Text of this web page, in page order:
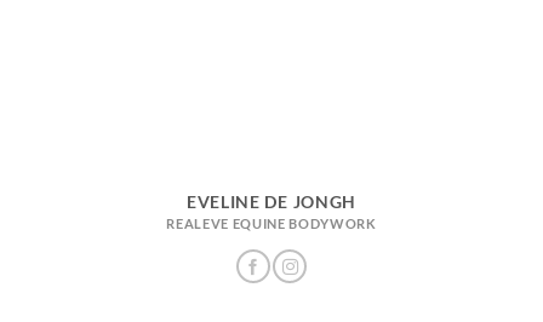
EVELINE DE JONGH
REALEVE EQUINE BODYWORK